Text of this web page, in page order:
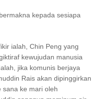
kepada sesiapa
ialah, Chin Peng yang
kewujudan manusia
jika komunis berjaya
Rais akan dipinggirkan
sana ke mari oleh